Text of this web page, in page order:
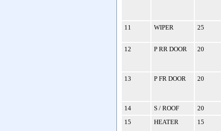
11 WIPER 25
12 P RR DOOR 20
13 P FR DOOR 20
14 S / ROOF
20
15
HEATER 15